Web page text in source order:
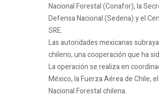
Nacional Forestal (Conafor), la
Defensa Nacional (Sedena) y el
SRE.
Las autoridades mexicanas
chileno, una cooperación que ha
La operación se realiza en
México, la Fuerza Aérea de Chile,
Nacional Forestal chilena.